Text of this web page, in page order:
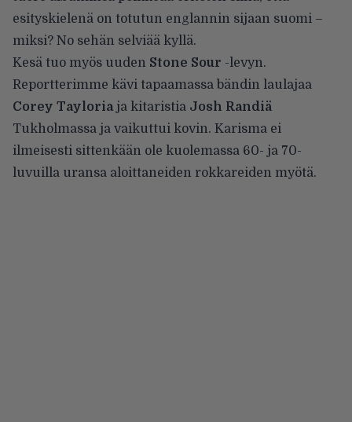
esityskielenä on totutun englannin sijaan suomi –
miksi? No sehän selviää kyllä.
Kesä tuo myös uuden Stone Sour -levyn.
Reportterimme kävi tapaamassa bändin laulajaa
Corey Tayloriaja kitaristia Josh Randiä
Tukholmassa ja vaikuttui kovin. Karisma ei
ilmeisesti sittenkään ole kuolemassa 60- ja 70-
luvuilla uransa aloittaneiden rokkareiden myötä.